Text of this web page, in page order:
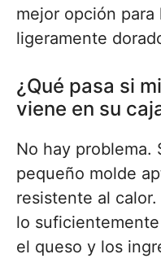
mejor opción
ligeramente
¿Qué pasa si
viene en su
No hay problema.
pequeño molde
resistente al
lo
el queso y los